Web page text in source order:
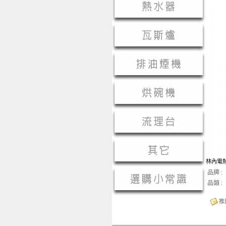
林內電
品牌 :
品類 :
推